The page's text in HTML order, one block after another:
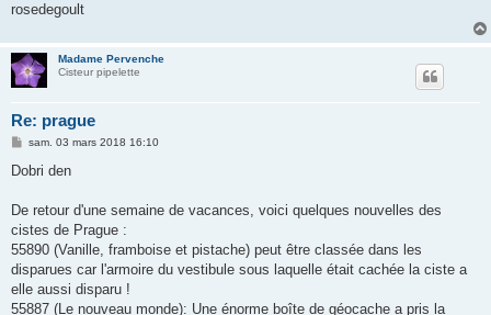
rosedegoult
Madame Pervenche
Cisteur pipelette
Re: prague
M
s
g
sam. 03 mars 2018 16:10
Dobri den
De retour d'une semaine de vacances, voici quelques nouvelles des
cistes de Prague :
55890 (Vanille, framboise et pistache) peut être classée dans les
disparues car l'armoire du vestibule sous laquelle était cachée la ciste a
elle aussi disparu !
55887 (Le nouveau monde): Une énorme boîte de géocache a pris la